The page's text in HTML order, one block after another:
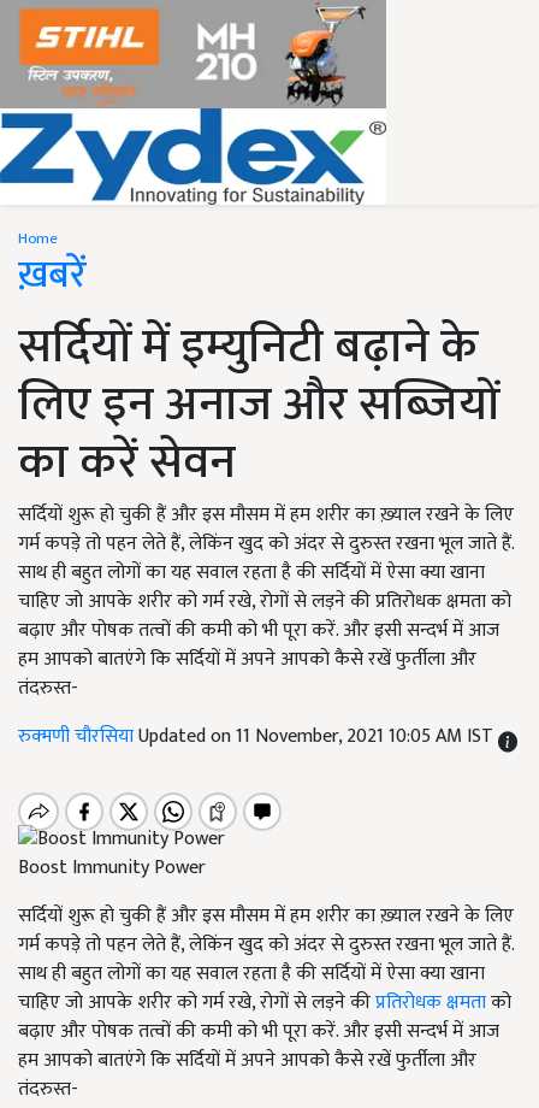
Home
ख़बरें
सर्दियों में इम्युनिटी बढ़ाने के
लिए इन अनाज और सब्जियों
का करें सेवन
सर्दियों शुरू हो चुकी हैं और इस मौसम में हम शरीर का ख़्याल रखने के लिए
गर्म कपड़े तो पहन लेते हैं, लेकिंन खुद को अंदर से दुरुस्त रखना भूल जाते हैं.
साथ ही बहुत लोगों का यह सवाल रहता है की सर्दियों में ऐसा क्या खाना
चाहिए जो आपके शरीर को गर्म रखे, रोगों से लड़ने की प्रतिरोधक क्षमता को
बढ़ाए और पोषक तत्वों की कमी को भी पूरा करें. और इसी सन्दर्भ में आज
हम आपको बातएंगे कि सर्दियों में अपने आपको कैसे रखें फुर्तीला और
तंदरुस्त-
रुक्मणी चौरसियाUpdated on 11 November, 2021 10:05 AM IST
Boost Immunity Power
सर्दियों शुरू हो चुकी हैं और इस मौसम में हम शरीर का ख़्याल रखने के लिए
गर्म कपड़े तो पहन लेते हैं, लेकिंन खुद को अंदर से दुरुस्त रखना भूल जाते हैं.
साथ ही बहुत लोगों का यह सवाल रहता है की सर्दियों में ऐसा क्या खाना
चाहिए जो आपके शरीर को गर्म रखे, रोगों से लड़ने कीप्रतिरोधक क्षमताको
बढ़ाए और पोषक तत्वों की कमी को भी पूरा करें. और इसी सन्दर्भ में आज
हम आपको बातएंगे कि सर्दियों में अपने आपको कैसे रखें फुर्तीला और
तंदरुस्त-